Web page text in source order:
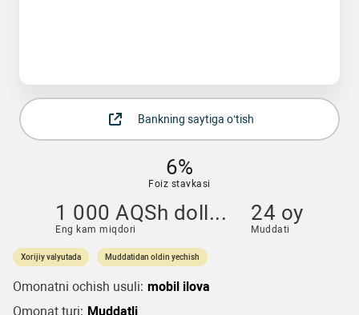
Bankning saytiga o‘tish
6%
Foiz stavkasi
1 000 AQSh doll...
Eng kam miqdori
24 oy
Muddati
Xorijiy valyutada Muddatidan oldin yechish
Omonatni ochish usuli: mobil ilova
Omonat turi: Muddatli